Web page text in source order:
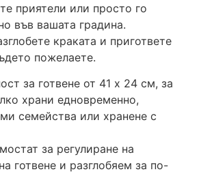
приятели или просто го
във вашата градина.
краката и пригответе
пожелаете.
за готвене от 41 x 24 см, за
храни едновременно,
семейства или хранене с
за регулиране на
готвене и разглобяем за по-